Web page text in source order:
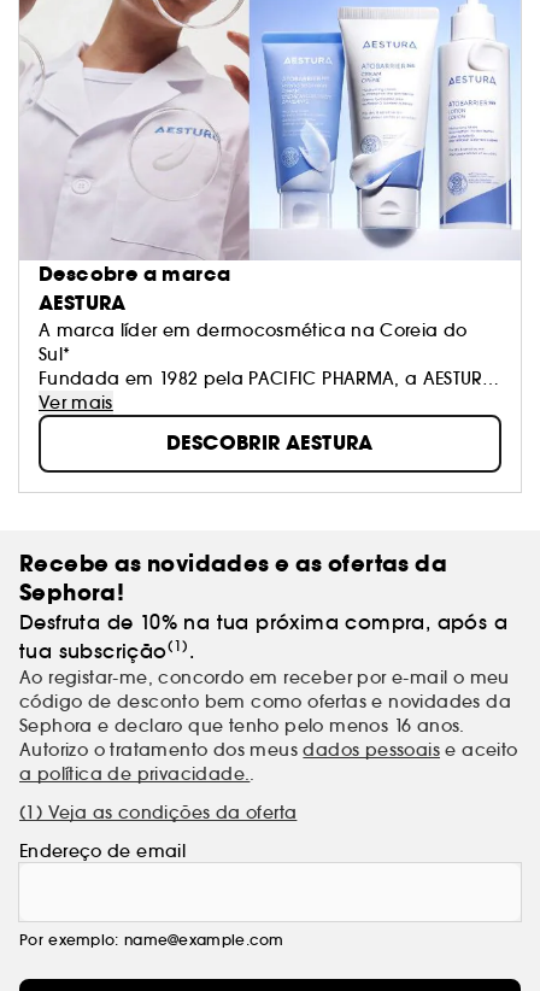
Descobre a marca
AESTURA
A marca líder em dermocosmética na Coreia do
Sul*
Fundada em 1982 pela PACIFIC PHARMA, a AESTURA
é especializada em soluções de cuidados de peles
sensíveis, desenvolvidas com base em investigação
científica comprovada e em estreita colaboração
com dermatologistas.
*Estudo da Kantar realizado entre fevereiro e março
Ver mais
DESCOBRIR AESTURA
Recebe as novidades e as ofertas da
Sephora!
Desfruta de 10% na tua próxima compra, após a
tua subscrição(1) .
Ao registar-me, concordo em receber por e-mail o meu
código de desconto bem como ofertas e novidades da
Sephora e declaro que tenho pelo menos 16 anos.
Autorizo o tratamento dos meusdados pessoais e aceito
a política de privacidade.
(1) Veja as condições da oferta
Endereço de email
Por exemplo: name@example.com